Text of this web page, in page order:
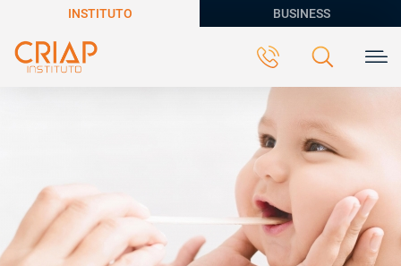
INSTITUTO BUSINESS